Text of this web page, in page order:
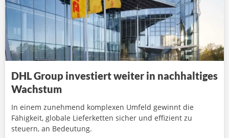
DHL Group investiert weiter in nachhaltiges
Wachstum
In einem zunehmend komplexen Umfeld gewinnt die
Fähigkeit, globale Lieferketten sicher und effizient zu
steuern, an Bedeutung.